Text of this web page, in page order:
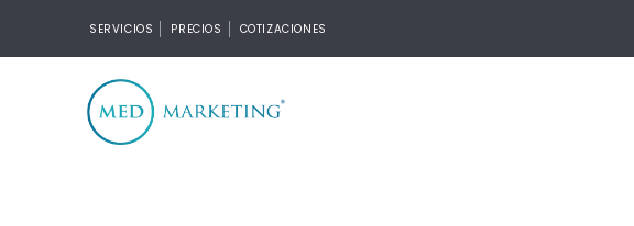
SERVICIOS PRECIOS COTIZACIONES